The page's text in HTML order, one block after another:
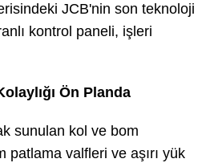
JCB'nin son teknoloji
kontrol paneli, işleri
Ön Planda
sunulan kol ve bom
patlama valfleri ve aşırı yük